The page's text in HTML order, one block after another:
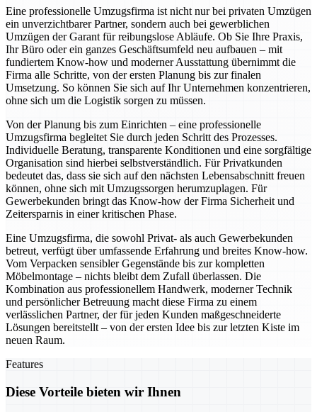
Eine professionelle Umzugsfirma ist nicht nur bei privaten Umzügen
ein unverzichtbarer Partner, sondern auch bei gewerblichen
Umzügen der Garant für reibungslose Abläufe. Ob Sie Ihre Praxis,
Ihr Büro oder ein ganzes Geschäftsumfeld neu aufbauen – mit
fundiertem Know-how und moderner Ausstattung übernimmt die
Firma alle Schritte, von der ersten Planung bis zur finalen
Umsetzung. So können Sie sich auf Ihr Unternehmen konzentrieren,
ohne sich um die Logistik sorgen zu müssen.
Von der Planung bis zum Einrichten – eine professionelle
Umzugsfirma begleitet Sie durch jeden Schritt des Prozesses.
Individuelle Beratung, transparente Konditionen und eine sorgfältige
Organisation sind hierbei selbstverständlich. Für Privatkunden
bedeutet das, dass sie sich auf den nächsten Lebensabschnitt freuen
können, ohne sich mit Umzugssorgen herumzuplagen. Für
Gewerbekunden bringt das Know-how der Firma Sicherheit und
Zeitersparnis in einer kritischen Phase.
Eine Umzugsfirma, die sowohl Privat- als auch Gewerbekunden
betreut, verfügt über umfassende Erfahrung und breites Know-how.
Vom Verpacken sensibler Gegenstände bis zur kompletten
Möbelmontage – nichts bleibt dem Zufall überlassen. Die
Kombination aus professionellem Handwerk, moderner Technik
und persönlicher Betreuung macht diese Firma zu einem
verlässlichen Partner, der für jeden Kunden maßgeschneiderte
Lösungen bereitstellt – von der ersten Idee bis zur letzten Kiste im
neuen Raum.
Features
Diese Vorteile bieten wir Ihnen